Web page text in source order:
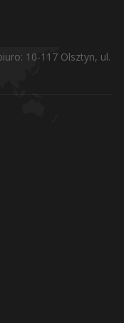
10-117 Olsztyn, ul.